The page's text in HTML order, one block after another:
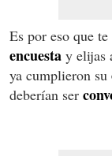
Es por eso que
encuesta y elijas
ya cumplieron su
deberían ser